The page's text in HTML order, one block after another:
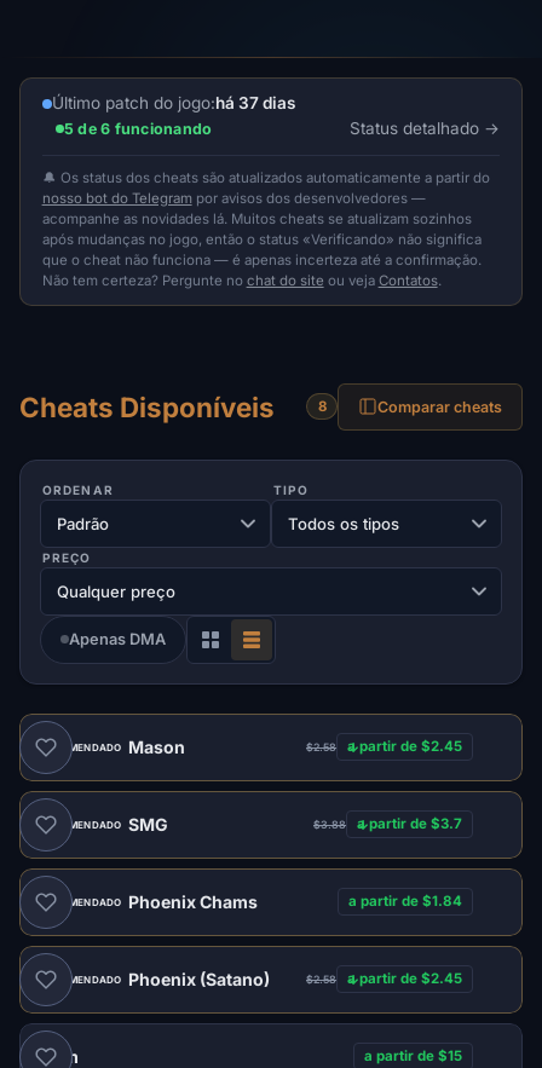
Último patch do jogo:há 37 dias
5 de 6 funcionando Status detalhado
🔔 Os status dos cheats são atualizados automaticamente a partir do
nosso bot do Telegram por avisos dos desenvolvedores —
acompanhe as novidades lá. Muitos cheats se atualizam sozinhos
após mudanças no jogo, então o status «Verificando» não significa
que o cheat não funciona — é apenas incerteza até a confirmação.
Não tem certeza? Pergunte no chat do site ou veja Contatos.
Cheats Disponíveis 8 Comparar cheats
ORDENAR TIPO
PREÇO
Apenas DMA
RECOMENDADO Mason $2.58 a partir de $2.45
RECOMENDADO SMG $3.88 a partir de $3.7
RECOMENDADO Phoenix Chams a partir de $1.84
RECOMENDADO Phoenix (Satano) $2.58 a partir de $2.45
Naim a partir de $15